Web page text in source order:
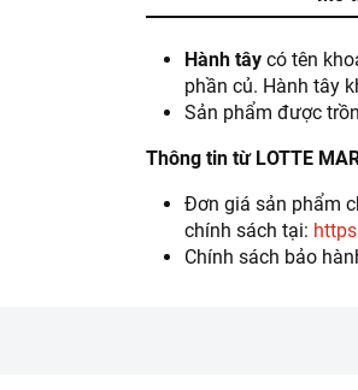
Hành tây có tên
phần củ. Hành tây
Sản phẩm được
Thông tin từ LOTTE
Đơn giá sản phẩm
chính sách tại:
Chính sách bảo